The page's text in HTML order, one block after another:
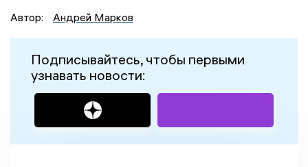
Автор:
Андрей Марков
Подписывайтесь, чтобы первыми
узнавать новости: